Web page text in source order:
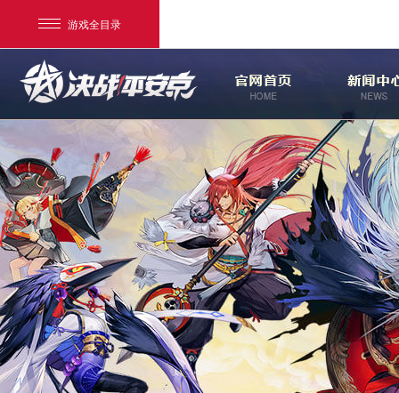
游戏全目录
网易游戏
游戏爱好者
我的足迹： 决战！平安京